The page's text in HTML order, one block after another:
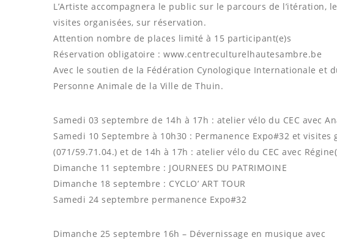
L’Artiste accompagnera le public sur le parcours de l’itération,
visites organisées, sur réservation.
Attention nombre de places limité à 15 participant(e)s
Réservation obligatoire : www.centreculturelhautesambre.be
Avec le soutien de la Fédération Cynologique Internationale et
Personne Animale de la Ville de Thuin.
Samedi 03 septembre de 14h à 17h : atelier vélo du CEC avec
Samedi 10 Septembre à 10h30 : Permanence Expo#32 et
(071/59.71.04.) et de 14h à 17h : atelier vélo du CEC avec
Dimanche 11 septembre : JOURNEES DU PATRIMOINE
Dimanche 18 septembre : CYCLO’ ART TOUR
Samedi 24 septembre permanence Expo#32
Dimanche 25 septembre 16h – Dévernissage en musique avec